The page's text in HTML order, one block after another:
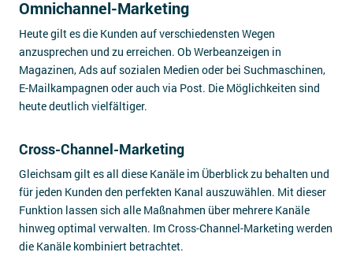
Omnichannel-Marketing
Heute gilt es die Kunden auf verschiedensten Wegen
anzusprechen und zu erreichen. Ob Werbeanzeigen in
Magazinen, Ads auf sozialen Medien oder bei Suchmaschinen,
E-Mailkampagnen oder auch via Post. Die Möglichkeiten sind
heute deutlich vielfältiger.
Cross-Channel-Marketing
Gleichsam gilt es all diese Kanäle im Überblick zu behalten und
für jeden Kunden den perfekten Kanal auszuwählen. Mit dieser
Funktion lassen sich alle Maßnahmen über mehrere Kanäle
hinweg optimal verwalten. Im Cross-Channel-Marketing werden
die Kanäle kombiniert betrachtet.